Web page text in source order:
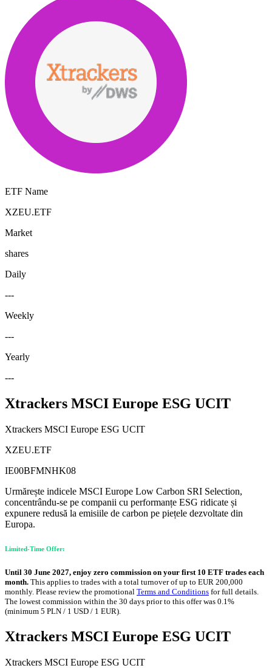
ETF Name
XZEU.ETF
Market
shares
Daily
---
Weekly
---
Yearly
---
Xtrackers MSCI Europe ESG UCIT
Xtrackers MSCI Europe ESG UCIT
XZEU.ETF
IE00BFMNHK08
Urmărește indicele MSCI Europe Low Carbon SRI Selection,
concentrându-se pe companii cu performanțe ESG ridicate și
expunere redusă la emisiile de carbon pe piețele dezvoltate din
Europa.
Limited-Time Offer:
Until 30 June 2027, enjoy zero commission on your first 10 ETF trades each
month. This applies to trades with a total turnover of up to EUR 200,000
monthly. Please review the promotional Terms and Conditions for full details.
The lowest commission within the 30 days prior to this offer was 0.1%
(minimum 5 PLN / 1 USD / 1 EUR).
Xtrackers MSCI Europe ESG UCIT
Xtrackers MSCI Europe ESG UCIT